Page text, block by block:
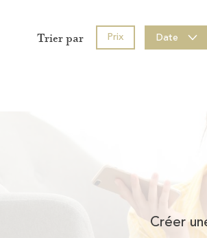
Trier par Prix Date
Créer